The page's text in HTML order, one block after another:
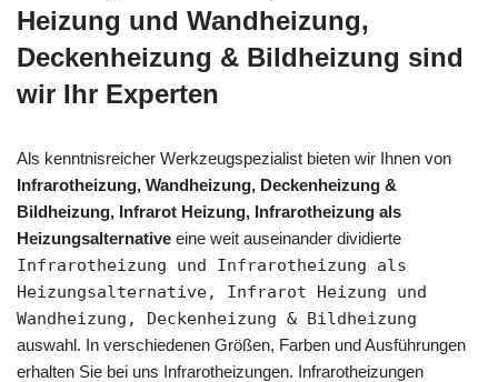
Heizung und Wandheizung,
Deckenheizung & Bildheizung sind
wir Ihr Experten
Als kenntnisreicher Werkzeugspezialist bieten wir Ihnen von
Infrarotheizung, Wandheizung, Deckenheizung &
Bildheizung, Infrarot Heizung, Infrarotheizung als
Heizungsalternative eine weit auseinander dividierte
Infrarotheizung und Infrarotheizung als
Heizungsalternative, Infrarot Heizung und
Wandheizung, Deckenheizung & Bildheizung
auswahl. In verschiedenen Größen, Farben und Ausführungen
erhalten Sie bei uns Infrarotheizungen. Infrarotheizungen